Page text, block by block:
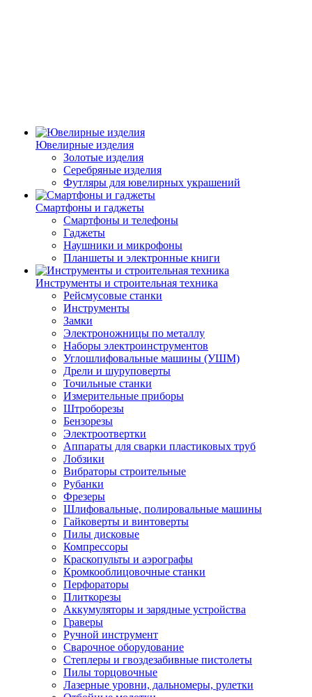
Ювелирные изделия
Золотые изделия
Серебряные изделия
Футляры для ювелирных украшений
Смартфоны и гаджеты
Смартфоны и телефоны
Гаджеты
Наушники и микрофоны
Планшеты и электронные книги
Инструменты и строительная техника
Рейсмусовые станки
Инструменты
Замки
Электроножницы по металлу
Наборы электроинструментов
Углошлифовальные машины (УШМ)
Дрели и шуруповерты
Точильные станки
Измерительные приборы
Штроборезы
Бензорезы
Электроотвертки
Аппараты для сварки пластиковых труб
Лобзики
Вибраторы строительные
Рубанки
Фрезеры
Шлифовальные, полировальные машины
Гайковерты и винтоверты
Пилы дисковые
Компрессоры
Краскопульты и аэрографы
Кромкооблицовочные станки
Перфораторы
Плиткорезы
Аккумуляторы и зарядные устройства
Граверы
Ручной инструмент
Сварочное оборудование
Степлеры и гвоздезабивные пистолеты
Пилы торцовочные
Лазерные уровни, дальномеры, рулетки